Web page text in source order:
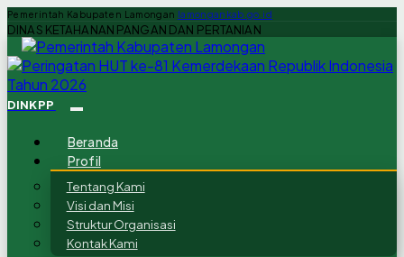
Pemerintah Kabupaten Lamongan lamongankab.go.id
DINAS KETAHANAN PANGAN DAN PERTANIAN
DINKPP
Beranda
Profil
Tentang Kami
Visi dan Misi
Struktur Organisasi
Kontak Kami